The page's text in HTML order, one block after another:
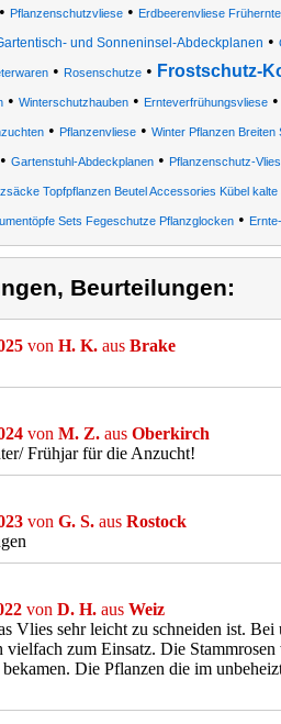
Pflanzenschutzvliese• Erdbeerenvliese
und Sonneninsel-Abdeckplanen •
• Rosenschutze• Frostschutz-
• Winterschutzhauben • Ernteverfrühungsvliese •
• Pflanzenvliese• Winter Pflanzen
Gartenstuhl-Abdeckplanen• Pflanzenschutz-
Topfpflanzen Beutel Accessories Kübel
Sets Fegeschutze Pflanzglocken•
Beurteilungen:
von H. K. aus Brake
von M. Z. aus Oberkirch
Frühjar für die Anzucht!
von G. S. aus Rostock
von D. H. aus Weiz
Vlies sehr leicht zu schneiden ist. Bei
zum Einsatz. Die
Die Pflanzen die im